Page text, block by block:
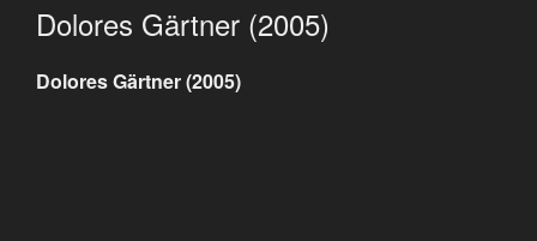
Dolores Gärtner (2005)
Dolores Gärtner (2005)